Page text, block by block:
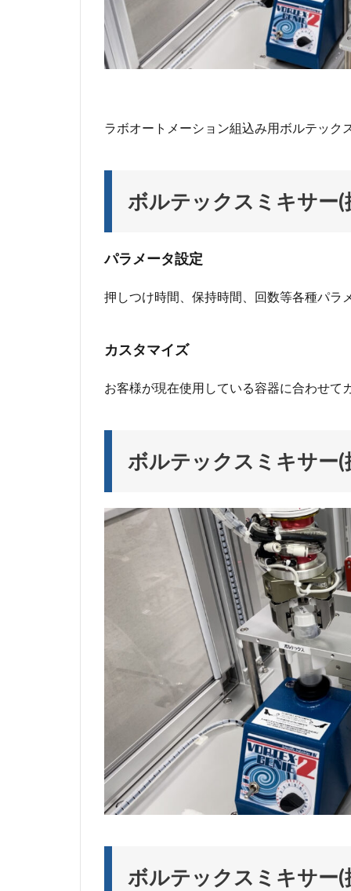
ラボオートメーション組込み用ボルテック
ボルテックスミキサー
パラメータ設定
押しつけ時間、保持時間、回数等各種パラ
カスタマイズ
お客様が現在使用している容器に合わせて
ボルテックスミキサー
ボルテックスミキサー